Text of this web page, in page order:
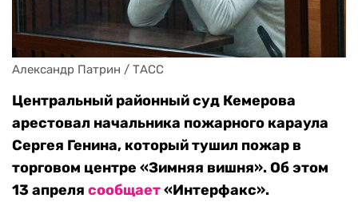
Александр Патрин / ТАСС
Центральный районный суд Кемерова
арестовал начальника пожарного караула
Сергея Генина, который тушил пожар в
торговом центре «Зимняя вишня». Об этом
13 апреля сообщает«Интерфакс».